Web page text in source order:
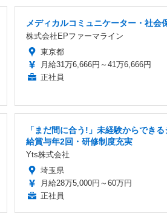
メディカルコミュニケーター・社会
株式会社EPファーマライン
東京都
月給31万6,666円～41万6,666円
正社員
「まだ間に合う!」未経験からでき
給賞与年2回・研修制度充実
Yts株式会社
埼玉県
月給28万5,000円～60万円
正社員